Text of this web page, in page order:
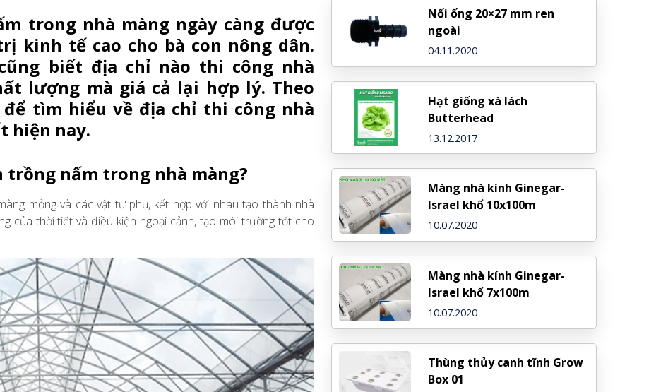
trong nhà màng ngày càng được
kinh tế cao cho bà con nông dân.
biết địa chỉ nào thi công nhà
lượng mà giá cả lại hợp lý. Theo
tìm hiểu về địa chỉ thi công nhà
hiện nay.
trồng nấm trong nhà màng?
mỏng và các vật tư phụ, kết hợp với nhau tạo thành nhà
của thời tiết và điều kiện ngoại cảnh, tạo môi trường tốt cho
Nối ống 20×27 mm ren
ngoài
04.11.2020
Hạt giống xà lách
Butterhead
13.12.2017
Màng nhà kính Ginegar-
Israel khổ 10x100m
10.07.2020
Màng nhà kính Ginegar-
Israel khổ 7x100m
10.07.2020
Thùng thủy canh tĩnh Grow
Box 01